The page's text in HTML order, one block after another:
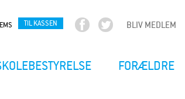
BLIV MEDLEM
TIL KASSEN
FORÆLDRE